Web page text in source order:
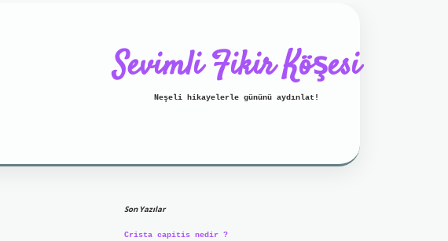
Sevimli Fikir Köşesi
Neşeli hikayelerle gününü aydınlat!
Son Yazılar
Crista capitis nedir ?